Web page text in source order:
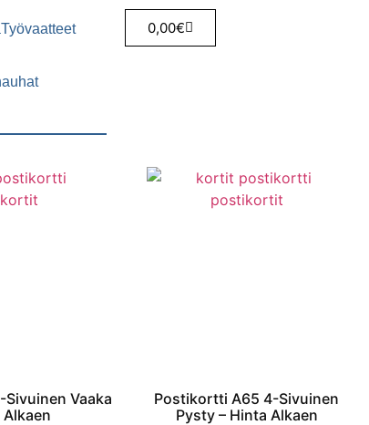
Työvaatteet
0,00€
Vaaka
Alkaen
Postikortti A65 4-Sivuinen
Pysty – Hinta Alkaen